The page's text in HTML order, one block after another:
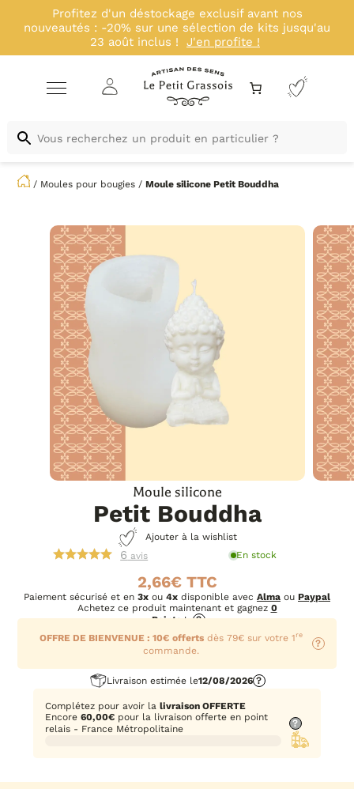
Profitez d'un déstockage exclusif avant nos
nouveautés : -20% sur une sélection de kits jusqu'au
23 août inclus !
J'en profite !
/ Moules pour bougies /Moule siliconePetit Bouddha
Moule silicone
Petit Bouddha
Ajouter à la wishlist
6 avis En stock
2,66€
Paiement sécurisé et en 3x ou 4x disponible avec Alma ou Paypal
Achetez ce produit maintenant et gagnez 0
Points! ?
Livraison estimée le12/08/2026 ?
Complétez pour avoir lalivraison OFFERTE
Encore60,00€ pour la livraison offerte en point
relais - France Métropolitaine
?
OFFRE DE BIENVENUE : 10€ offertsdès 79€ sur votre 1 re
commande.
?